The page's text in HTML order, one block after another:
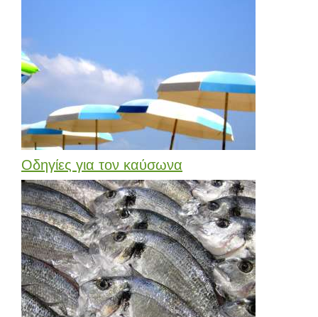
Οδηγίες για τον καύσωνα